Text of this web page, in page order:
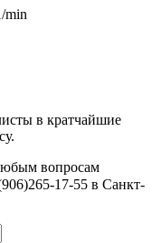
min
в кратчайшие
вопросам
17-55 в Санкт-